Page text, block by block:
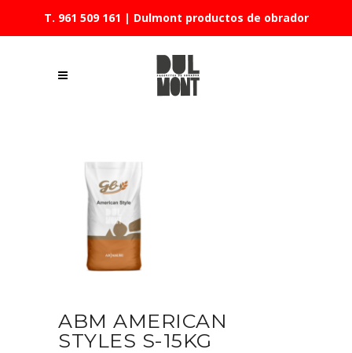
T. 961 509 161 | Dulmont productos de obrador
ABM AMERICAN
STYLES S-15KG